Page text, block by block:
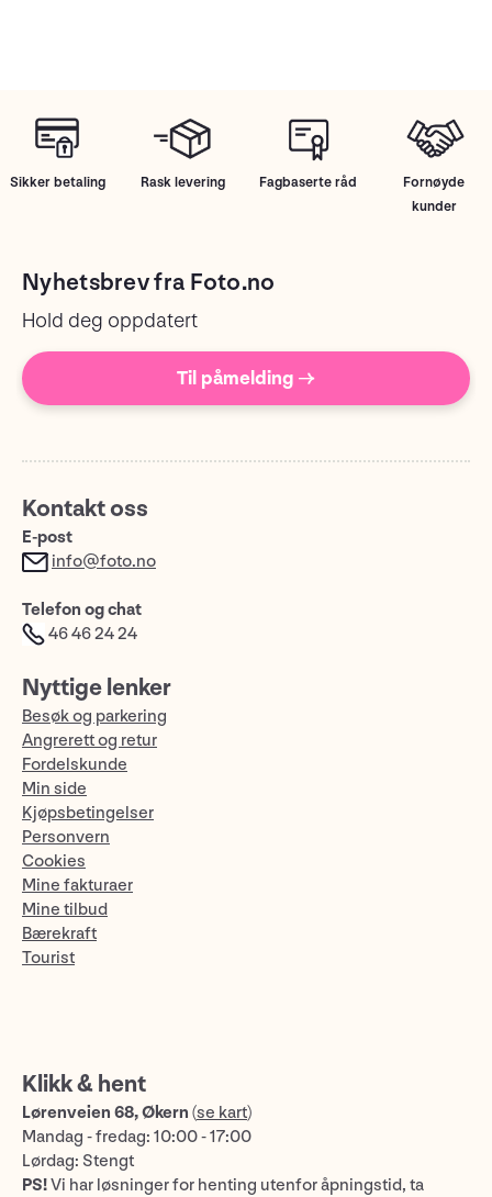
Sikker betaling Rask levering Fagbaserte råd
Fornøyde
kunder
Nyhetsbrev fra Foto.no
Hold deg oppdatert
Til påmelding →
Kontakt oss
E-post
info@foto.no
Telefon og chat
46 46 24 24
Nyttige lenker
Besøk og parkering
Angrerett og retur
Fordelskunde
Min side
Kjøpsbetingelser
Personvern
Cookies
Mine fakturaer
Mine tilbud
Bærekraft
Tourist
Klikk & hent
Lørenveien 68, Økern (se kart)
Mandag - fredag: 10:00 - 17:00
Lørdag: Stengt
PS!Vi har løsninger for henting utenfor åpningstid, ta